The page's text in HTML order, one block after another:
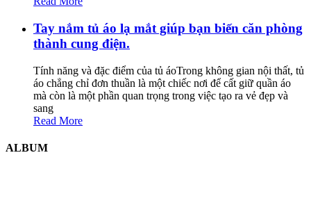
Tay nắm tủ áo lạ mắt giúp bạn biến căn phòng
thành cung điện.
Tính năng và đặc điểm của tủ áoTrong không gian nội thất, tủ
áo chẳng chỉ đơn thuần là một chiếc nơi để cất giữ quần áo
mà còn là một phần quan trọng trong việc tạo ra vẻ đẹp và
sang
Read More
ALBUM